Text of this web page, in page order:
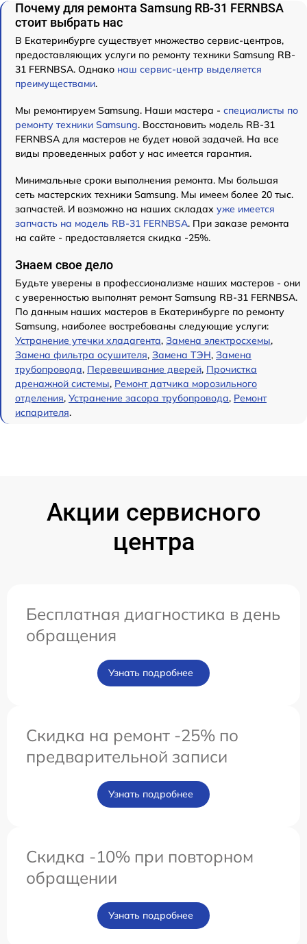
Почему для ремонта Samsung RB-31 FERNBSA
стоит выбрать нас
В Екатеринбурге существует множество сервис-центров,
предоставляющих услуги по ремонту техники Samsung RB-
31 FERNBSA. Однако наш сервис-центр выделяется
преимуществами.
Мы ремонтируем Samsung. Наши мастера - специалисты по
ремонту техники Samsung. Восстановить модель RB-31
FERNBSA для мастеров не будет новой задачей. На все
виды проведенных работ у нас имеется гарантия.
Минимальные сроки выполнения ремонта. Мы большая
сеть мастерских техники Samsung. Мы имеем более 20 тыс.
запчастей. И возможно на наших складах уже имеется
запчасть на модель RB-31 FERNBSA. При заказе ремонта
на сайте - предоставляется скидка -25%.
Знаем свое дело
Будьте уверены в профессионализме наших мастеров - они
с уверенностью выполнят ремонт Samsung RB-31 FERNBSA.
По данным наших мастеров в Екатеринбурге по ремонту
Samsung, наиболее востребованы следующие услуги:
Устранение утечки хладагента, Замена электросхемы,
Замена фильтра осушителя, Замена ТЭН, Замена
трубопровода, Перевешивание дверей, Прочистка
дренажной системы, Ремонт датчика морозильного
отделения, Устранение засора трубопровода, Ремонт
испарителя.
Акции сервисного
центра
Бесплатная диагностика в день
обращения
Узнать подробнее
Скидка на ремонт -25% по
предварительной записи
Узнать подробнее
Скидка -10% при повторном
обращении
Узнать подробнее